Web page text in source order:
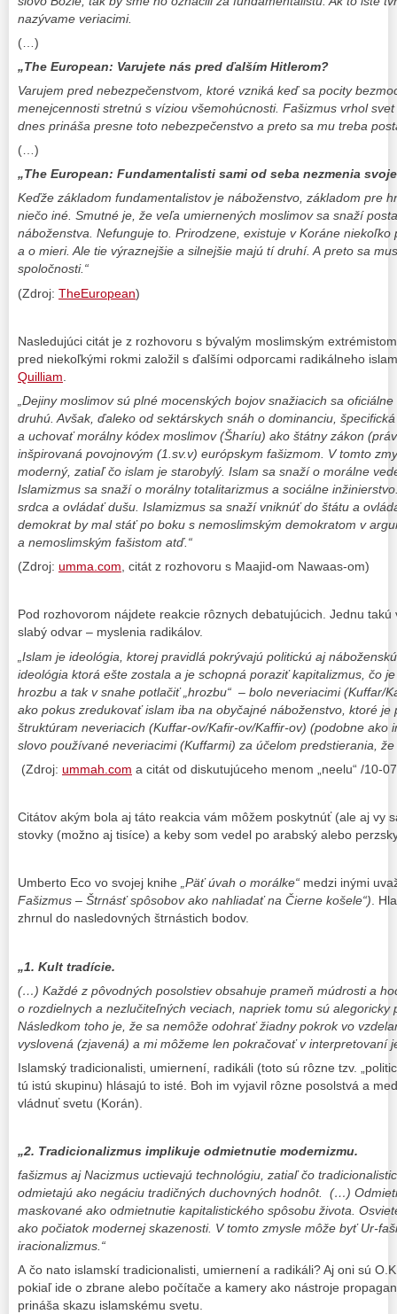
nazývame veriacimi.
(…)
„The European: Varujete nás pred ďalším Hitlerom?
Varujem pred nebezpečenstvom, ktoré vzniká keď sa pocity
menejcennosti stretnú s víziou všemohúcnosti. Fašizmus vrhol
dnes prináša presne toto nebezpečenstvo a preto sa mu treba
(…)
„The European: Fundamentalisti sami od seba nezmenia
Keďže základom fundamentalistov je náboženstvo, základom pre
niečo iné. Smutné je, že veľa umiernených moslimov sa snaží
náboženstva. Nefunguje to. Prirodzene, existuje v Koráne
a o mieri. Ale tie výraznejšie a silnejšie majú tí druhí. A preto sa
spoločnosti.“
(Zdroj: TheEuropean)
Nasledujúci citát je z rozhovoru s bývalým moslimským
pred niekoľkými rokmi založil s ďalšími odporcami radikálneho
Quilliam
„Dejiny moslimov sú plné mocenských bojov snažiacich sa
druhú. Avšak, ďaleko od sektárskych snáh o dominanciu,
a uchovať morálny kódex moslimov (Šharíu) ako štátny zákon
inšpirovaná povojnovým (1.sv.v) európskym fašizmom. V tomto
moderný, zatiaľ čo islam je starobylý. Islam sa snaží o morálne
Islamizmus sa snaží o morálny totalitarizmus a sociálne
srdca a ovládať dušu. Islamizmus sa snaží vniknúť do štátu a
demokrat by mal stáť po boku s nemoslimským demokratom v
a nemoslimským fašistom atď.“
(Zdroj: umma.com , citát z rozhovoru s Maajid-om Nawaas-om)
Pod rozhovorom nájdete reakcie rôznych debatujúcich. Jednu
slabý odvar – myslenia radikálov.
„Islam je ideológia, ktorej pravidlá pokrývajú politickú aj
ideológia ktorá ešte zostala a je schopná poraziť kapitalizmus, čo
hrozbu a tak v snahe potlačiť „hrozbu“ – bolo neveriacimi (Kuffar/
ako pokus zredukovať islam iba na obyčajné náboženstvo, ktoré je
štruktúram neveriacich (Kuffar-ov/Kafir-ov/Kaffir-ov) (podobne ako
slovo používané neveriacimi (Kuffarmi) za účelom predstierania,
(Zdroj: ummah.com a citát od diskutujúceho menom „neelu“ /10-
Citátov akým bola aj táto reakcia vám môžem poskytnúť (ale aj vy
stovky (možno aj tisíce) a keby som vedel po arabský alebo
Umberto Eco vo svojej knihe „Päť úvah o morálke“ medzi inými
Fašizmus – Štrnásť spôsobov ako nahliadať na Čierne košele“).
zhrnul do nasledovných štrnástich bodov.
„1. Kult tradície.
(…) Každé z pôvodných posolstiev obsahuje prameň múdrosti a
o rozdielnych a nezlučiteľných veciach, napriek tomu sú alegoricky
Následkom toho je, že sa nemôže odohrať žiadny pokrok vo
vyslovená (zjavená) a mi môžeme len pokračovať v interpretovaní
Islamský tradicionalisti, umiernení, radikáli (toto sú rôzne tzv.
tú istú skupinu) hlásajú to isté. Boh im vyjavil rôzne posolstvá a
vládnuť svetu (Korán).
„2. Tradicionalizmus implikuje odmietnutie modernizmu.
fašizmus aj Nacizmus uctievajú technológiu, zatiaľ čo
odmietajú ako negáciu tradičných duchovných hodnôt. (…)
maskované ako odmietnutie kapitalistického spôsobu života.
ako počiatok modernej skazenosti. V tomto zmysle môže byť Ur-
iracionalizmus.“
A čo nato islamskí tradicionalisti, umiernení a radikáli? Aj oni sú
pokiaľ ide o zbrane alebo počítače a kamery ako nástroje
prináša skazu islamskému svetu.